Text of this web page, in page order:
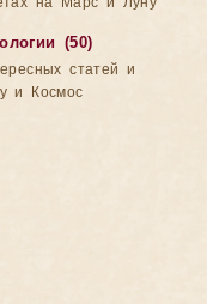
(50)
статей и
и Космос